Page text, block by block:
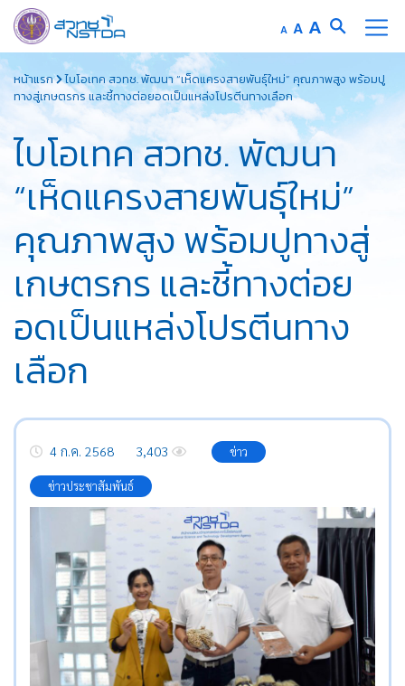
to
content
A Decrease
font
size.
AReset
font
size.
A Increase
font
size.
หน้าแรก
ไบโอเทค สวทช. พัฒนา “เห็ดแครงสายพันธุ์ใหม่” คุณภาพสูง พร้อมปู
ทางสู่เกษตรกร และชี้ทางต่อยอดเป็นแหล่งโปรตีนทางเลือก
ไบโอเทค สวทช. พัฒนา
“เห็ดแครงสายพันธุ์ใหม่”
คุณภาพสูง พร้อมปูทางสู่
เกษตรกร และชี้ทางต่อย
อดเป็นแหล่งโปรตีนทาง
เลือก
4 ก.ค. 2568 3,403 ข่าว
ข่าวประชาสัมพันธ์